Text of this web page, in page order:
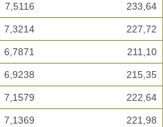
7,5116 233,64
7,3214 227,72
6,7871 211,10
6,9238 215,35
7,1579 222,64
7,1369 221,98